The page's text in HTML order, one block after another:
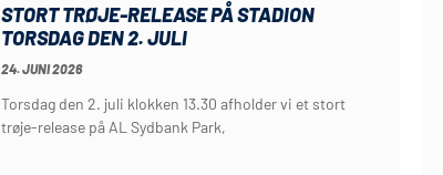
STORT TRØJE-RELEASE PÅ STADION
TORSDAG DEN 2. JULI
24. JUNI 2026
Torsdag den 2. juli klokken 13.30 afholder vi et stort
trøje-release på AL Sydbank Park,